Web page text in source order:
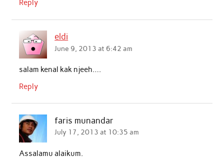
Reply
eldi
June 9, 2013 at 6:42 am
salam kenal kak njeeh….
Reply
faris munandar
July 17, 2013 at 10:35 am
Assalamu alaikum.